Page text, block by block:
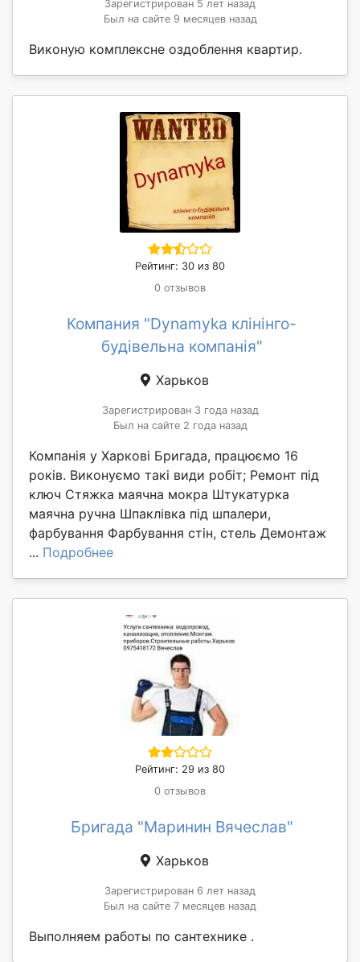
Зарегистрирован 5 лет назад
Был на сайте 9 месяцев назад
Виконую комплексне оздоблення квартир.
Рейтинг: 30 из 80
0 отзывов
Компания "Dynamyka клінінго-
будівельна компанія"
Харьков
Зарегистрирован 3 года назад
Был на сайте 2 года назад
Компанія у Харкові Бригада, працюємо 16
років. Виконуємо такі види робіт; Ремонт під
ключ Стяжка маячна мокра Штукатурка
маячна ручна Шпаклівка під шпалери,
фарбування Фарбування стін, стель Демонтаж
... Подробнее
Рейтинг: 29 из 80
0 отзывов
Бригада "Маринин Вячеслав"
Харьков
Зарегистрирован 6 лет назад
Был на сайте 7 месяцев назад
Выполняем работы по сантехнике .